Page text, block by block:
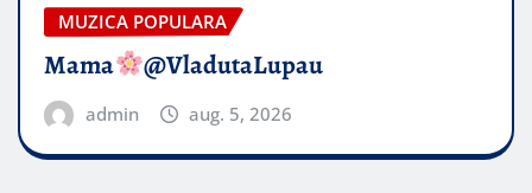
MUZICA POPULARA
Mama @VladutaLupau
admin aug. 5, 2026